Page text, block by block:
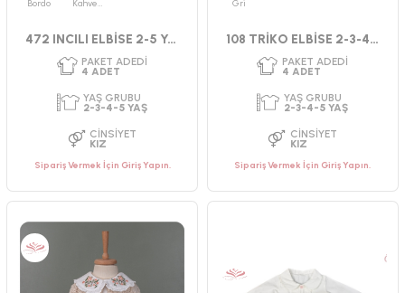
4ADET
YAŞ GRUBU
9-12-18-24 AY 2-3-4-5 YAŞ
Bordo Kahverengi
472 INCILI ELBİSE 2-5 YAŞ
Sipariş Vermek İçin Giriş Yapın.
Gri
108 TRİKO ELBİSE 2-3-4-5 YAŞ
Sipariş Vermek İçin Giriş Yapın.